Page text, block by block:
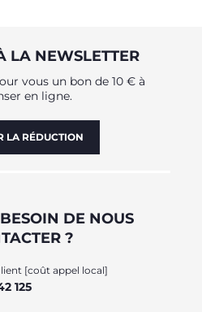
LA NEWSLETTER
vous un bon de 10 € à
en ligne.
LA RÉDUCTION
DE NOUS
?
[coût appel local]
125